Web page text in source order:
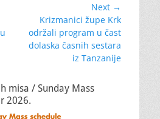
Next →
Next
post:
Krizmanici župe Krk
održali program u čast
dolaska časnih sestara
iz Tanzanije
misa / Sunday Mass
2026.